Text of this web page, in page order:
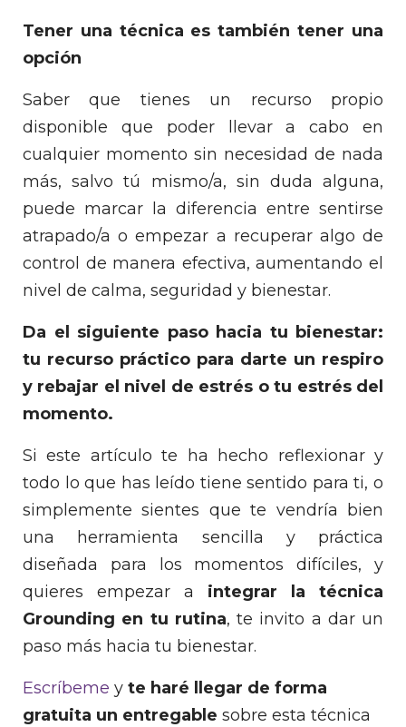
Tener una técnica es también tener una
opción
Saber que tienes un recurso propio
disponible que poder llevar a cabo en
cualquier momento sin necesidad de nada
más, salvo tú mismo/a, sin duda alguna,
puede marcar la diferencia entre sentirse
atrapado/a o empezar a recuperar algo de
control de manera efectiva, aumentando el
nivel de calma, seguridad y bienestar.
Da el siguiente paso hacia tu bienestar:
tu recurso práctico para darte un respiro
y rebajar el nivel de estrés o tu estrés del
momento.
Si este artículo te ha hecho reflexionar y
todo lo que has leído tiene sentido para ti, o
simplemente sientes que te vendría bien
una herramienta sencilla y práctica
diseñada para los momentos difíciles, y
quieres empezar a integrar la técnica
Grounding en tu rutina, te invito a dar un
paso más hacia tu bienestar.
Escríbeme y te haré llegar de forma
gratuita un entregable sobre esta técnica